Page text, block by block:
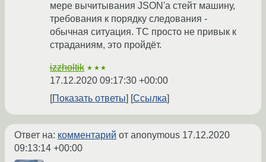
мере вычитывания JSON'a стейт машину,
требования к порядку следования -
обычная ситуация. ТС просто не привык к
страданиям, это пройдёт.
izzholtik ★★★
17.12.2020 09:17:30 +00:00
Показать ответы
Ссылка
Ответ на: комментарий от anonymous 17.12.2020
09:13:14 +00:00